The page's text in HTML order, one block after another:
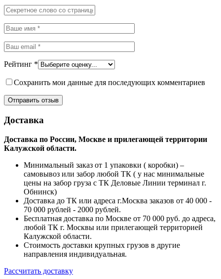
Рейтинг *
Сохранить мои данные для последующих комментариев
Доставка
Доставка по России, Москве и прилегающей территории
Калужской области.
Минимальный заказ от 1 упаковки ( коробки) –
самовывоз или забор любой ТК ( у нас минимальные
цены на забор груза с ТК Деловые Линии терминал г.
Обнинск)
Доставка до ТК или адреса г.Москва заказов от 40 000 -
70 000 рублей - 2000 рублей.
Бесплатная доставка по Москве от 70 000 руб. до адреса,
любой ТК г. Москвы или прилегающей территорией
Калужской области.
Стоимость доставки крупных грузов в другие
направления индивидуальная.
Рассчитать доставку